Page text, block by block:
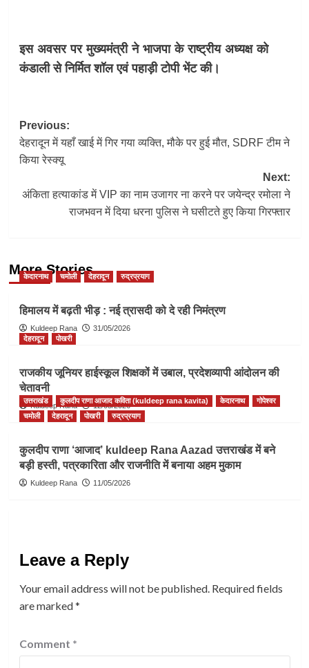
इस अवसर पर मुख्यमंत्री ने भाजपा के राष्ट्रीय अध्यक्ष को
कंडाली से निर्मित शॉल एवं पहाड़ी टोपी भेंट की।
Post
navigation
Previous:
देहरादून में यहाँ खाई में गिर गया व्यक्ति, मौके पर हुई मौत, SDRF टीम ने
किया रेस्क्यू
Next:
अंकिता हत्याकांड में VIP का नाम उजागर ना करने पर जयेन्द्र रमोला ने
राजभवन में दिया धरना पुलिस ने घसीटते हुए किया गिरफ्तार
More Stories
केदारनाथ चमोली देहरादून रुद्रप्रयाग
हिमालय में बढ़ती भीड़ : नई त्रासदी को दे रही निमंत्रण
Kuldeep Rana
31/05/2026
देहरादून
पोखरी
राजकीय जूनियर हाईस्कूल शिक्षकों में उबाल, प्रदेशव्यापी आंदोलन की
चेतावनी
Kuldeep Rana 12/05/2026
उत्तराखंड कुलदीप राणा आजाद कविता (kuldeep rana kavita) केदारनाथ
गोपेश्वर
चमोली
देहरादून पोखरी रुद्रप्रयाग
कुलदीप राणा ‘आजाद’ kuldeep Rana Aazad उत्तराखंड में बने
बड़ी हस्ती, पत्रकारिता और राजनीति में बनाया अहम मुकाम
Kuldeep Rana 11/05/2026
Leave a Reply
Your email address will not be published. Required fields
are marked*
Comment *